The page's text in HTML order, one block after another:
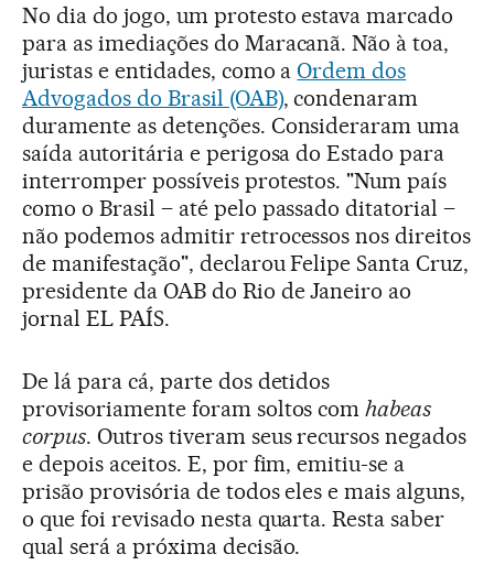
No dia do jogo, um protesto estava marcado
para as imediações do Maracanã. Não à toa,
juristas e entidades, como a Ordem dos
Advogados do Brasil (OAB), condenaram
duramente as detenções. Consideraram uma
saída autoritária e perigosa do Estado para
interromper possíveis protestos. "Num país
como o Brasil – até pelo passado ditatorial –
não podemos admitir retrocessos nos direitos
de manifestação", declarou Felipe Santa Cruz,
presidente da OAB do Rio de Janeiro ao
jornal EL PAÍS.
De lá para cá, parte dos detidos
provisoriamente foram soltos comhabeas
corpus. Outros tiveram seus recursos negados
e depois aceitos. E, por fim, emitiu-se a
prisão provisória de todos eles e mais alguns,
o que foi revisado nesta quarta. Resta saber
qual será a próxima decisão.